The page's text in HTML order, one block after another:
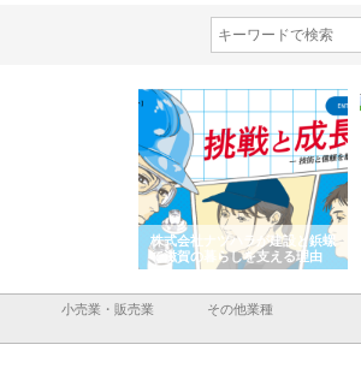
株式会社ナツハラが建設と鋲螺
で滋賀の暮らしを支える理由
小売業・販売業 その他業種